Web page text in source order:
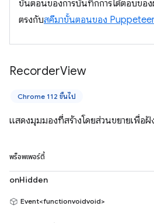
ขั้นตอนของการบันทึกการโต้ตอบของ
ตรงกับสคีมาขั้นตอนของ
RecorderView
Chrome 112 ขึ้นไป
แสดงมุมมองที่สร้างโดยส่วนขยายเพื่อ
พร็อพเพอร์ตี้
onHidden
Event<functionvoidvoid>